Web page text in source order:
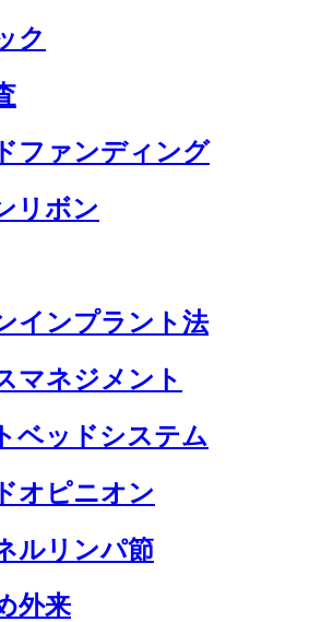
ク
ファンディング
リボン
インプラント法
マネジメント
ベッドシステム
オピニオン
ルリンパ節
外来